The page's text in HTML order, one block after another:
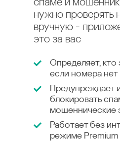
нужно проверять
вручную -
это за вас
Определяет, кто
если номера нет
Предупреждает
блокировать
мошеннические
Работает без
режиме Premium